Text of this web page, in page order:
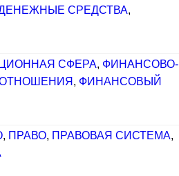
СРЕДСТВА,
СФЕРА, ФИНАНСОВО-
, ФИНАНСОВЫЙ
, ПРАВО, ПРАВОВАЯ СИСТЕМА,